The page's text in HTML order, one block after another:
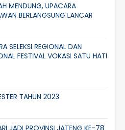
MENDUNG, UPACARA
BERLANGSUNG LANCAR
SELEKSI REGIONAL DAN
FESTIVAL VOKASI SATU HATI
TAHUN 2023
JADI PROVINSI JATENG KE-78